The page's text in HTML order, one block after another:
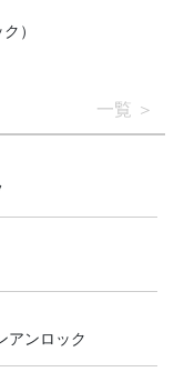
）
一覧
アンロック